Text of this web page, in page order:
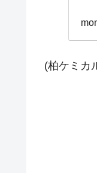
(柏ケミカ